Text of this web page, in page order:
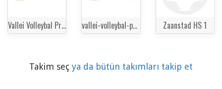
Vallei Volleybal Prins HS 1 vallei-volleybal-prins-hs-1 Zaanstad HS 1
Takim seç ya da bütün takımları takip et